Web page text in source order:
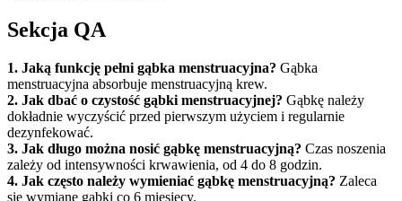
Sekcja QA
1. Jaką funkcję pełni gąbka menstruacyjna? Gąbka
menstruacyjna absorbuje menstruacyjną krew.
2. Jak dbać o czystość gąbki menstruacyjnej? Gąbkę należy
dokładnie wyczyścić przed pierwszym użyciem i regularnie
dezynfekować.
3. Jak długo można nosić gąbkę menstruacyjną? Czas noszenia
zależy od intensywności krwawienia, od 4 do 8 godzin.
4. Jak często należy wymieniać gąbkę menstruacyjną? Zaleca
się wymianę gąbki co 6 miesięcy.